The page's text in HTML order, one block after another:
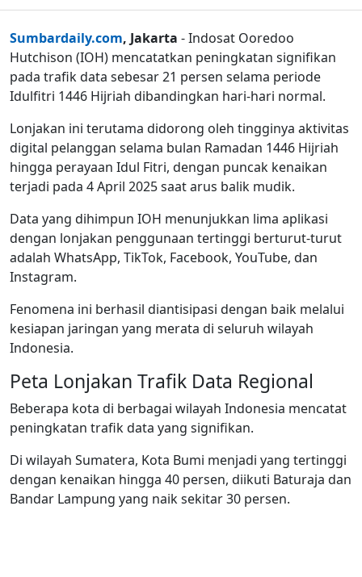
Sumbardaily.com, Jakarta - Indosat Ooredoo
Hutchison (IOH) mencatatkan peningkatan signifikan
pada trafik data sebesar 21 persen selama periode
Idulfitri 1446 Hijriah dibandingkan hari-hari normal.
Lonjakan ini terutama didorong oleh tingginya aktivitas
digital pelanggan selama bulan Ramadan 1446 Hijriah
hingga perayaan Idul Fitri, dengan puncak kenaikan
terjadi pada 4 April 2025 saat arus balik mudik.
Data yang dihimpun IOH menunjukkan lima aplikasi
dengan lonjakan penggunaan tertinggi berturut-turut
adalah WhatsApp, TikTok, Facebook, YouTube, dan
Instagram.
Fenomena ini berhasil diantisipasi dengan baik melalui
kesiapan jaringan yang merata di seluruh wilayah
Indonesia.
Peta Lonjakan Trafik Data Regional
Beberapa kota di berbagai wilayah Indonesia mencatat
peningkatan trafik data yang signifikan.
Di wilayah Sumatera, Kota Bumi menjadi yang tertinggi
dengan kenaikan hingga 40 persen, diikuti Baturaja dan
Bandar Lampung yang naik sekitar 30 persen.